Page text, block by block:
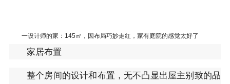
一设计师的家：145㎡，因布局巧妙走红，家有庭院的感觉太好了
家居布置
整个房间的设计和布置，无不凸显出屋主别致的品